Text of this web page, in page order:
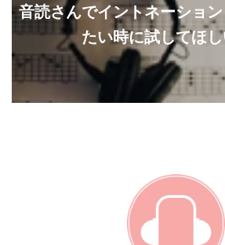
音読さんでイントネーショ
たい時に試してほ